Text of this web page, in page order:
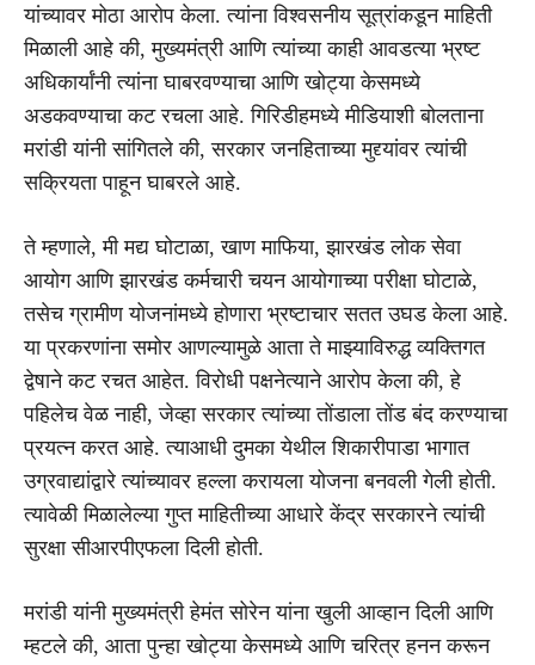
यांच्यावर मोठा आरोप केला. त्यांना विश्वसनीय सूत्रांकडून माहिती
मिळाली आहे की, मुख्यमंत्री आणि त्यांच्या काही आवडत्या भ्रष्ट
अधिकार्यांनी त्यांना घाबरवण्याचा आणि खोट्या केसमध्ये
अडकवण्याचा कट रचला आहे. गिरिडीहमध्ये मीडियाशी बोलताना
मरांडी यांनी सांगितले की, सरकार जनहिताच्या मुद्द्यांवर त्यांची
सक्रियता पाहून घाबरले आहे.
ते म्हणाले, मी मद्य घोटाळा, खाण माफिया, झारखंड लोक सेवा
आयोग आणि झारखंड कर्मचारी चयन आयोगाच्या परीक्षा घोटाळे,
तसेच ग्रामीण योजनांमध्ये होणारा भ्रष्टाचार सतत उघड केला आहे.
या प्रकरणांना समोर आणल्यामुळे आता ते माझ्याविरुद्ध व्यक्तिगत
द्वेषाने कट रचत आहेत. विरोधी पक्षनेत्याने आरोप केला की, हे
पहिलेच वेळ नाही, जेव्हा सरकार त्यांच्या तोंडाला तोंड बंद करण्याचा
प्रयत्न करत आहे. त्याआधी दुमका येथील शिकारीपाडा भागात
उग्रवाद्यांद्वारे त्यांच्यावर हल्ला करायला योजना बनवली गेली होती.
त्यावेळी मिळालेल्या गुप्त माहितीच्या आधारे केंद्र सरकारने त्यांची
सुरक्षा सीआरपीएफला दिली होती.
मरांडी यांनी मुख्यमंत्री हेमंत सोरेन यांना खुली आव्हान दिली आणि
म्हटले की, आता पुन्हा खोट्या केसमध्ये आणि चरित्र हनन करून